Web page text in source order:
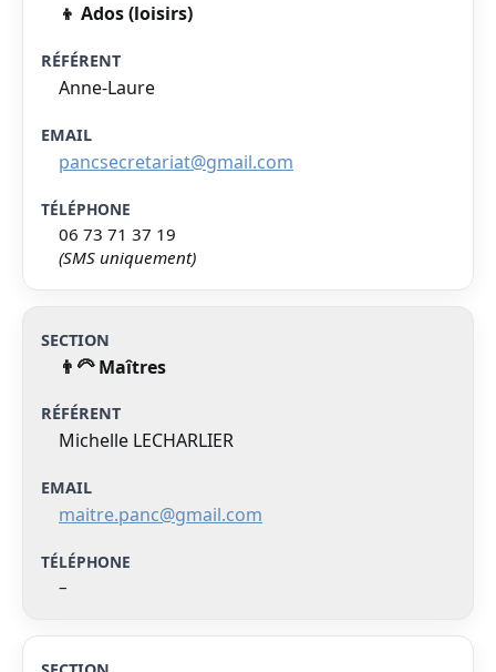
👦 Ados (loisirs)
Anne-Laure
pancsecretariat@gmail.com
06 73 71 37 19
(SMS uniquement)
👨‍🦳 Maîtres
Michelle LECHARLIER
maitre.panc@gmail.com
–